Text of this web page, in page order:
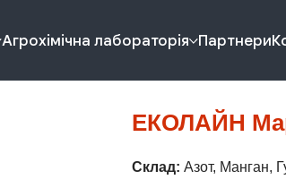
Агрохімічна лабораторія Партнери
ЕКОЛАЙН
Склад: Азот, Манган,